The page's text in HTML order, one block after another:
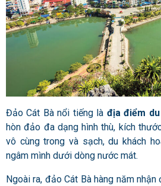
Đảo Cát Bà nổi tiếng là địa điểm
hòn đảo đa dạng hình thù, kích
vô cùng trong và sạch, du khách
ngâm mình dưới dòng nước mát.
Ngoài ra, đảo Cát Bà hàng năm